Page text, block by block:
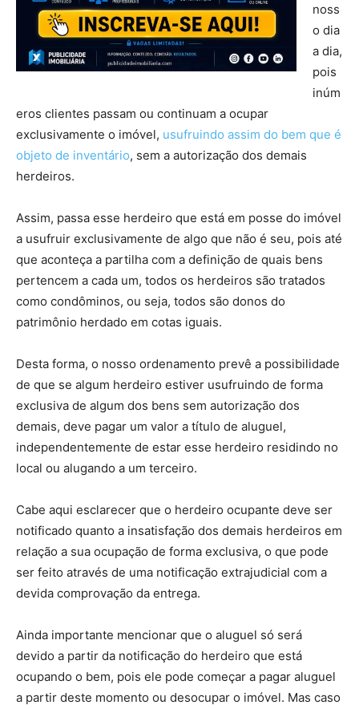
noss
o dia
a dia,
pois
inúm
eros clientes passam ou continuam a ocupar
exclusivamente o imóvel, usufruindo assim do bem que é
objeto de inventário, sem a autorização dos demais
herdeiros.
Assim, passa esse herdeiro que está em posse do imóvel
a usufruir exclusivamente de algo que não é seu, pois até
que aconteça a partilha com a definição de quais bens
pertencem a cada um, todos os herdeiros são tratados
como condôminos, ou seja, todos são donos do
patrimônio herdado em cotas iguais.
Desta forma, o nosso ordenamento prevê a possibilidade
de que se algum herdeiro estiver usufruindo de forma
exclusiva de algum dos bens sem autorização dos
demais, deve pagar um valor a título de aluguel,
independentemente de estar esse herdeiro residindo no
local ou alugando a um terceiro.
Cabe aqui esclarecer que o herdeiro ocupante deve ser
notificado quanto a insatisfação dos demais herdeiros em
relação a sua ocupação de forma exclusiva, o que pode
ser feito através de uma notificação extrajudicial com a
devida comprovação da entrega.
Ainda importante mencionar que o aluguel só será
devido a partir da notificação do herdeiro que está
ocupando o bem, pois ele pode começar a pagar aluguel
a partir deste momento ou desocupar o imóvel. Mas caso